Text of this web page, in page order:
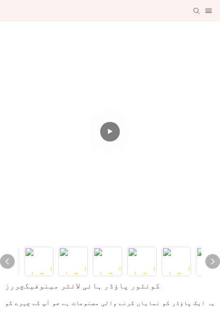
کونٹور پاؤڈر ہائی لائٹر مینوفیکچررز
یہ ایک پاؤڈر کو نمایاں کرنے والی مصنوعات ہے جو آپ کے چہرے کو